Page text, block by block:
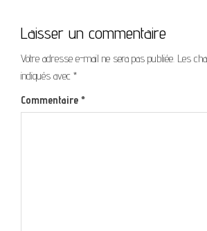
Laisser un commentaire
Votre adresse e-mail ne sera pas publiée. Les
indiqués avec *
Commentaire *